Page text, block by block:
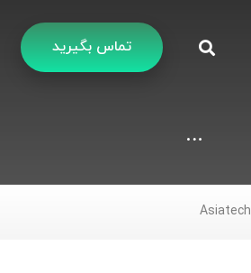
تماس بگیرید
Asiatech